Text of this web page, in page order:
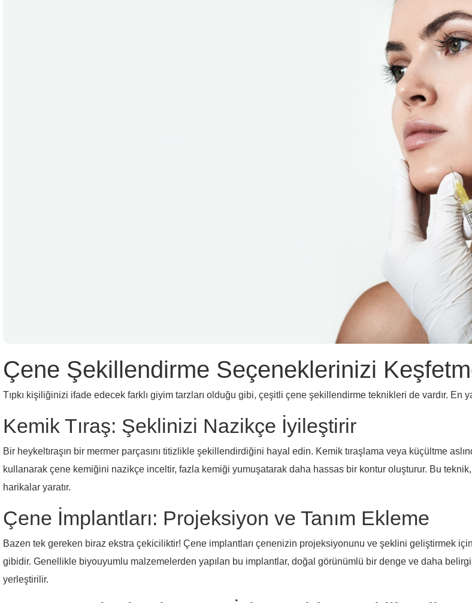
Çene Şekillendirme Seçeneklerinizi
Tıpkı kişiliğinizi ifade edecek farklı giyim tarzları olduğu gibi, çeşitli çene şekillendirme teknikleri de vardır. En
Kemik Tıraş: Şeklinizi Nazikçe İyileştirir
Bir heykeltıraşın bir mermer parçasını titizlikle şekillendirdiğini hayal edin. Kemik tıraşlama veya küçültme
kullanarak çene kemiğini nazikçe inceltir, fazla kemiği yumuşatarak daha hassas bir kontur oluşturur. Bu
harikalar yaratır.
Çene İmplantları: Projeksiyon ve Tanım Ekleme
Bazen tek gereken biraz ekstra çekiciliktir! Çene implantları çenenizin projeksiyonunu ve şeklini geliştirmek
gibidir. Genellikle biyouyumlu malzemelerden yapılan bu implantlar, doğal görünümlü bir denge ve daha
yerleştirilir.